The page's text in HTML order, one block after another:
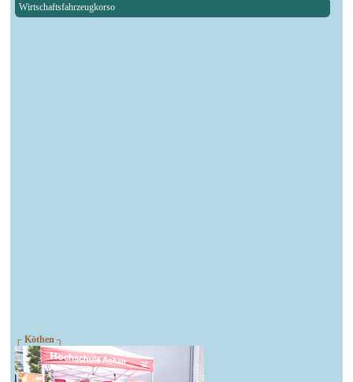
Wirtschaftsfahrzeugkorso
┌ Köthen ┐